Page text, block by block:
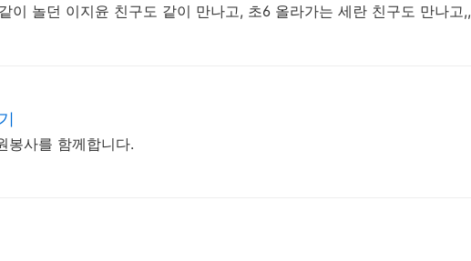
이 놀던 이지윤 친구도 같이 만나고, 초6 올라가는 세란 친구도 만나고,,
봉사를 함께합니다.